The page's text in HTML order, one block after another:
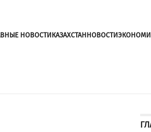
НОВОСТИКАЗАХСТАННОВОСТИ